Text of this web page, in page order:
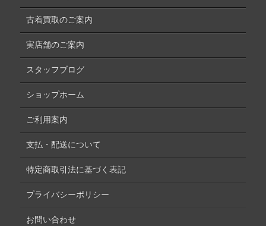
古着買取のご案内
実店舗のご案内
スタッフブログ
ショップホーム
ご利用案内
支払・配送について
特定商取引法に基づく表記
プライバシーポリシー
お問い合わせ